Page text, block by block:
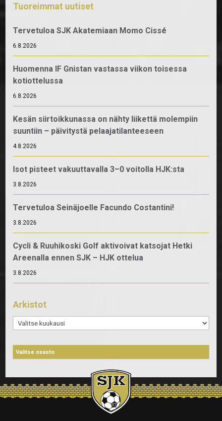
Tuoreimmat uutiset
Tervetuloa SJK Akatemiaan Momo Cissé
6.8.2026
Huomenna IF Gnistan vastassa viikon toisessa
kotiottelussa
6.8.2026
Kesän siirtoikkunassa on nähty liikettä molempiin
suuntiin – päivitystä pelaajatilanteeseen
4.8.2026
Isot pisteet vakuuttavalla 3–0 voitolla HJK:sta
3.8.2026
Tervetuloa Seinäjoelle Facundo Costantini!
3.8.2026
Cycli & Ruuhikoski Golf aktivoivat katsojat Hetki
Areenalla ennen SJK – HJK ottelua
3.8.2026
Arkistot
Arkistot